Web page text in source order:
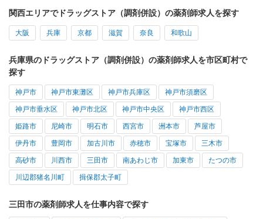
関西エリアでドラッグストア（調剤併設）の薬剤師求人を探す
大阪 兵庫 京都 滋賀 奈良 和歌山
兵庫県のドラッグストア（調剤併設）の薬剤師求人を市区町村で
探す
神戸市 神戸市東灘区 神戸市兵庫区 神戸市須磨区
神戸市垂水区 神戸市北区 神戸市中央区 神戸市西区
姫路市 尼崎市 明石市 西宮市 洲本市 芦屋市
伊丹市 豊岡市 加古川市 赤穂市 宝塚市 三木市
高砂市 川西市 三田市 南あわじ市 加東市 たつの市
川辺郡猪名川町 揖保郡太子町
三田市の薬剤師求人を仕事内容で探す